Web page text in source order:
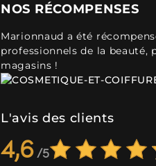
NOS RÉCOMPENSES
Marionnaud a été
professionnels de la beauté,
magasins !
L'avis des clients
4,6